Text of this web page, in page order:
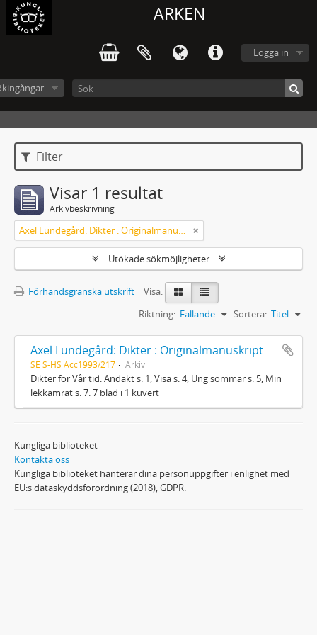
ARKEN
Logga in
Filter
Visar 1 resultat
Arkivbeskrivning
Axel Lundegård: Dikter : Originalmanuskript
Utökade sökmöjligheter
Förhandsgranska utskrift
Visa:
Sortera: Titel
Riktning: Fallande
Axel Lundegård: Dikter : Originalmanuskript
SE S-HS Acc1993/217 Arkiv
Dikter för Vår tid: Andakt s. 1, Visa s. 4, Ung sommar s. 5, Min
lekkamrat s. 7. 7 blad i 1 kuvert
Kungliga biblioteket
Kontakta oss
Kungliga biblioteket hanterar dina personuppgifter i enlighet med
EU:s dataskyddsförordning (2018), GDPR.